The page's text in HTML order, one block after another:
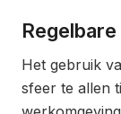
Het gebruik
sfeer te allen